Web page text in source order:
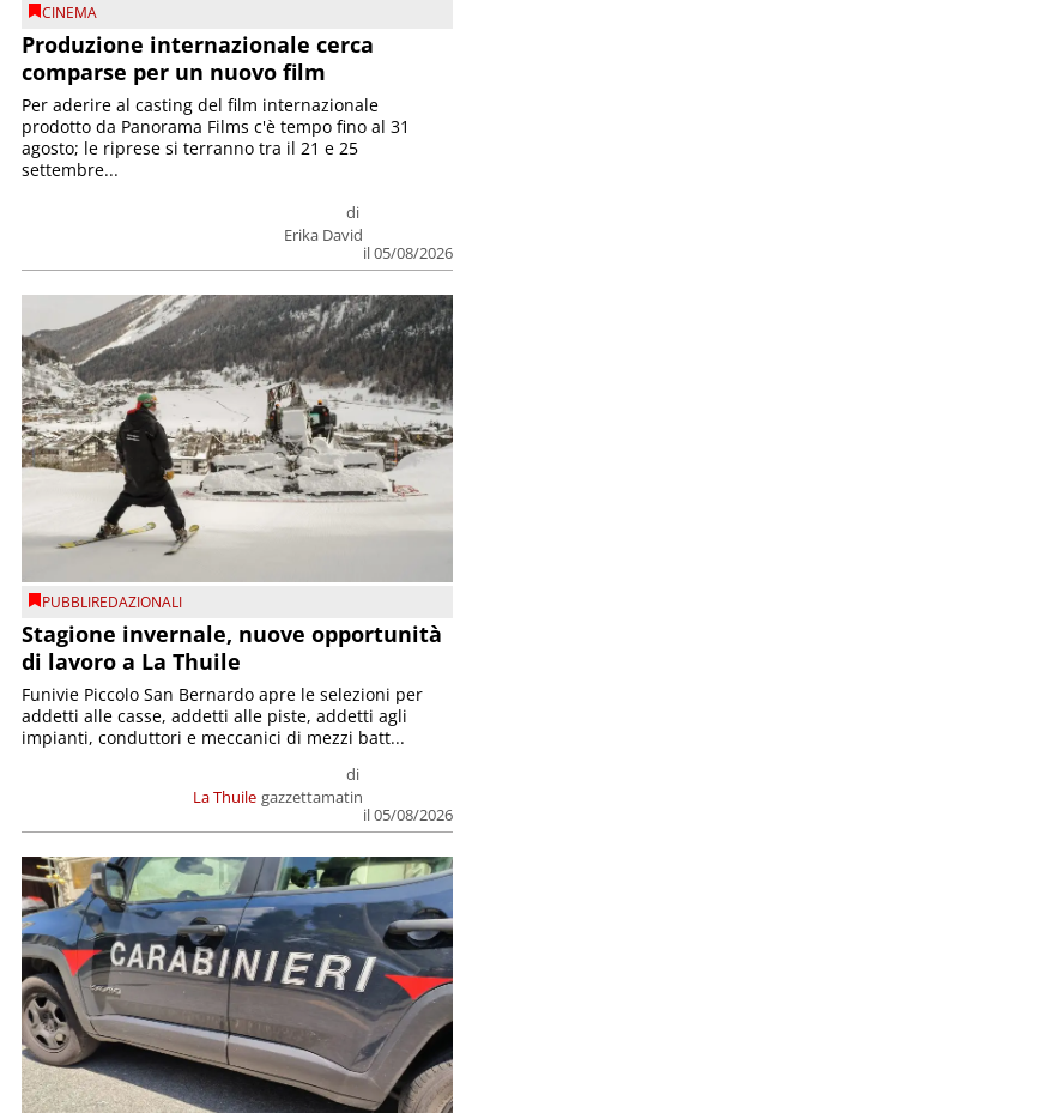
CINEMA
Produzione internazionale cerca
comparse per un nuovo film
di
Erika David
il 05/08/2026
Per aderire al casting del film internazionale
prodotto da Panorama Films c'è tempo fino al 31
agosto; le riprese si terranno tra il 21 e 25
settembre...
PUBBLIREDAZIONALI
Stagione invernale, nuove opportunità
di lavoro a La Thuile
La Thuile
di
gazzettamatin
il 05/08/2026
Funivie Piccolo San Bernardo apre le selezioni per
addetti alle casse, addetti alle piste, addetti agli
impianti, conduttori e meccanici di mezzi batt...